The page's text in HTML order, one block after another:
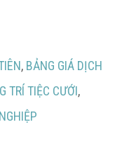
, BẢNG GIÁ DỊCH
TRÍ TIỆC CƯỚI,